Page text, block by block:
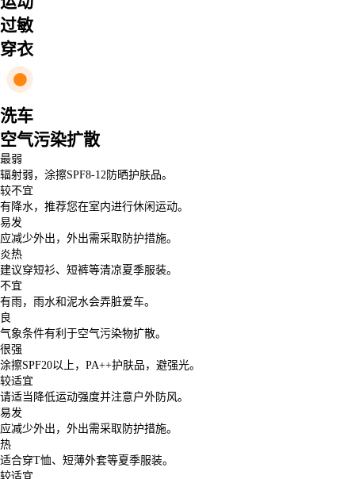
过敏
穿衣
洗车
空气污染扩散
最弱
辐射弱，涂擦SPF8-12防晒护肤品。
较不宜
有降水，推荐您在室内进行休闲运动。
易发
应减少外出，外出需采取防护措施。
炎热
建议穿短衫、短裤等清凉夏季服装。
不宜
有雨，雨水和泥水会弄脏爱车。
良
气象条件有利于空气污染物扩散。
很强
涂擦SPF20以上，PA++护肤品，避强光。
较适宜
请适当降低运动强度并注意户外防风。
易发
应减少外出，外出需采取防护措施。
热
适合穿T恤、短薄外套等夏季服装。
较适宜